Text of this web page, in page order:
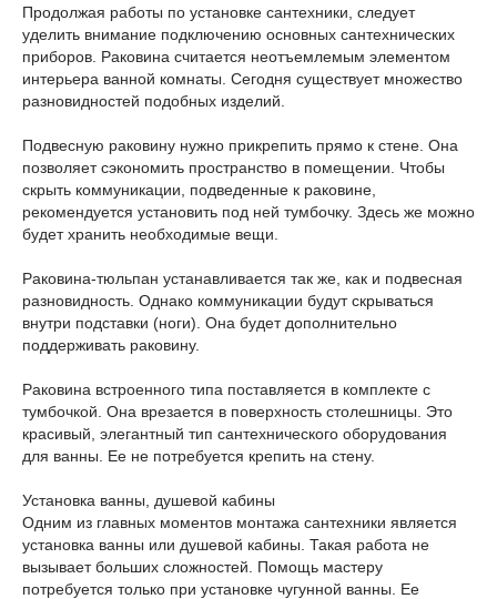
Продолжая работы по установке сантехники, следует
уделить внимание подключению основных сантехнических
приборов. Раковина считается неотъемлемым элементом
интерьера ванной комнаты. Сегодня существует множество
разновидностей подобных изделий.
Подвесную раковину нужно прикрепить прямо к стене. Она
позволяет сэкономить пространство в помещении. Чтобы
скрыть коммуникации, подведенные к раковине,
рекомендуется установить под ней тумбочку. Здесь же можно
будет хранить необходимые вещи.
Раковина-тюльпан устанавливается так же, как и подвесная
разновидность. Однако коммуникации будут скрываться
внутри подставки (ноги). Она будет дополнительно
поддерживать раковину.
Раковина встроенного типа поставляется в комплекте с
тумбочкой. Она врезается в поверхность столешницы. Это
красивый, элегантный тип сантехнического оборудования
для ванны. Ее не потребуется крепить на стену.
Установка ванны, душевой кабины
Одним из главных моментов монтажа сантехники является
установка ванны или душевой кабины. Такая работа не
вызывает больших сложностей. Помощь мастеру
потребуется только при установке чугунной ванны. Ее